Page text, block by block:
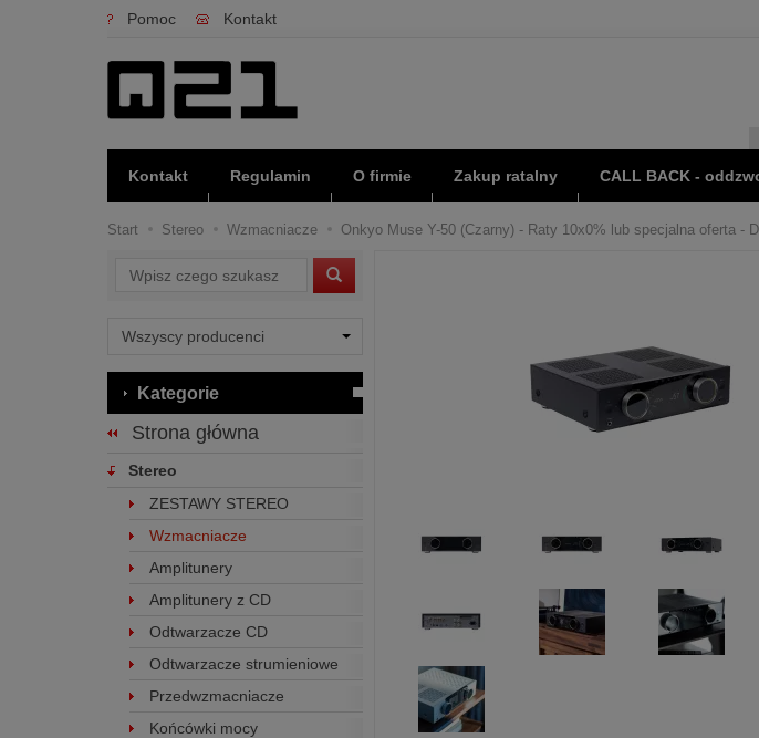
Pomoc Kontakt
Kontakt Regulamin O firmie Zakup ratalny CALL BACK -
Start Stereo Wzmacniacze Onkyo Muse Y-50 (Czarny) - Raty 10x0% lub specjalna oferta -
Wyszukaj
Kategorie
Strona główna
Stereo
ZESTAWY STEREO
Wzmacniacze
Amplitunery
Amplitunery z CD
Odtwarzacze CD
Odtwarzacze strumieniowe
Przedwzmacniacze
Końcówki mocy